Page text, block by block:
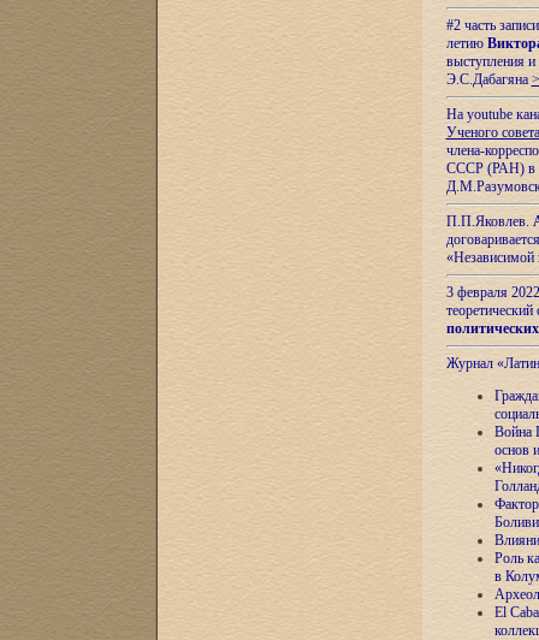
#2 часть
летию
выступления
Э.С.Дабагяна
На youtube
Ученого
члена-
СССР (РАН) в
П.П.Яковлев.
«Независимой
3 февраля
теоретический
Журнал
Война
основ
Роль
в
El